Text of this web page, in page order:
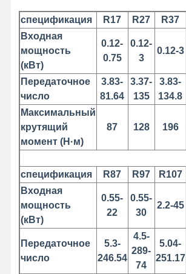
Главная
Страница
Продукция Ролики
Наша
Фабрика
Контроль
Качества
Контактные
Все Случаи
Теперь
Колеса кранов
Барабанчик веревочки провода
спецификация R17 R27 R37
Входная
мощность
(кВт)
0.12-
0.75
0.12-
3
0.12-3
Передаточное
число
3.83-
81.64
3.37-
135
3.83-
134.8
Максимальный
крутящий
момент (Н·м)
87 128 196
спецификация R87 R97 R107
Входная
мощность
(кВт)
0.55-
22
0.55-
30
2.2-45
Передаточное
число
5.3-
246.54
4.5-
289-
74
5.04-
251.17